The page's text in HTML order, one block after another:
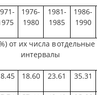
1976-
1980
1981-
1985
1986-
1990
от их числа в
интервалы
18.60 23.61 35.31